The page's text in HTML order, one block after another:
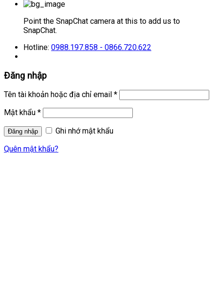
Point the SnapChat camera at this to add us to
SnapChat.
Hotline: 0988.197.858 - 0866.720.622
Đăng nhập
Tên tài khoản hoặc địa chỉ email *
Mật khẩu *
Ghi nhớ mật khẩu
Quên mật khẩu?